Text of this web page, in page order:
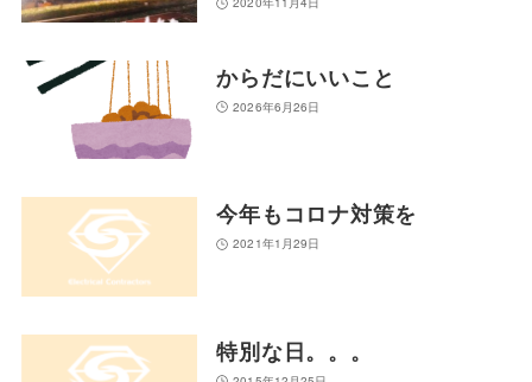
からだにいいこと
2026年6月26日
今年もコロナ対策を
2021年1月29日
特別な日。。。